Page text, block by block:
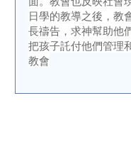
日學的教導之後，教
長禱告，求神幫助他
把孩子託付他們管理
教會